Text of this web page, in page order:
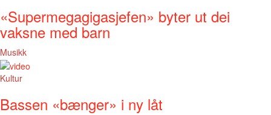
«Supermegagigasjefen» byter ut dei
vaksne med barn
Musikk
Kultur
Bassen «bænger» i ny låt